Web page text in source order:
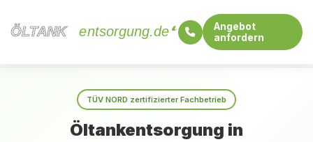
ÖLTANK
ÖLTANK entsorgung.de
Angebot
anfordern
TÜV NORD zertifizierter Fachbetrieb
Öltankentsorgung in